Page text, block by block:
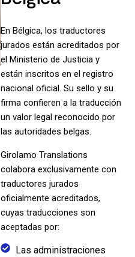
En Bélgica, los traductores
jurados están acreditados por
el Ministerio de Justicia y
están inscritos en el registro
nacional oficial. Su sello y su
firma confieren a la traducción
un valor legal reconocido por
las autoridades belgas.
Girolamo Translations
colabora exclusivamente con
traductores jurados
oficialmente acreditados,
cuyas traducciones son
aceptadas por:
Las administraciones